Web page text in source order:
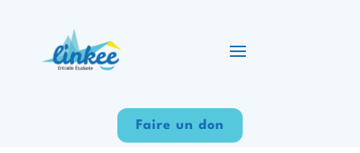
Faire un don